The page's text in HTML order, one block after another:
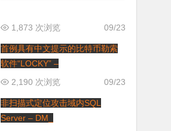
09/23
1,873 次浏览
首例具有中文提示的比特币勒索
软件“LOCKY” –
09/23
2,190 次浏览
非扫描式定位攻击域内SQL
Server – DM_